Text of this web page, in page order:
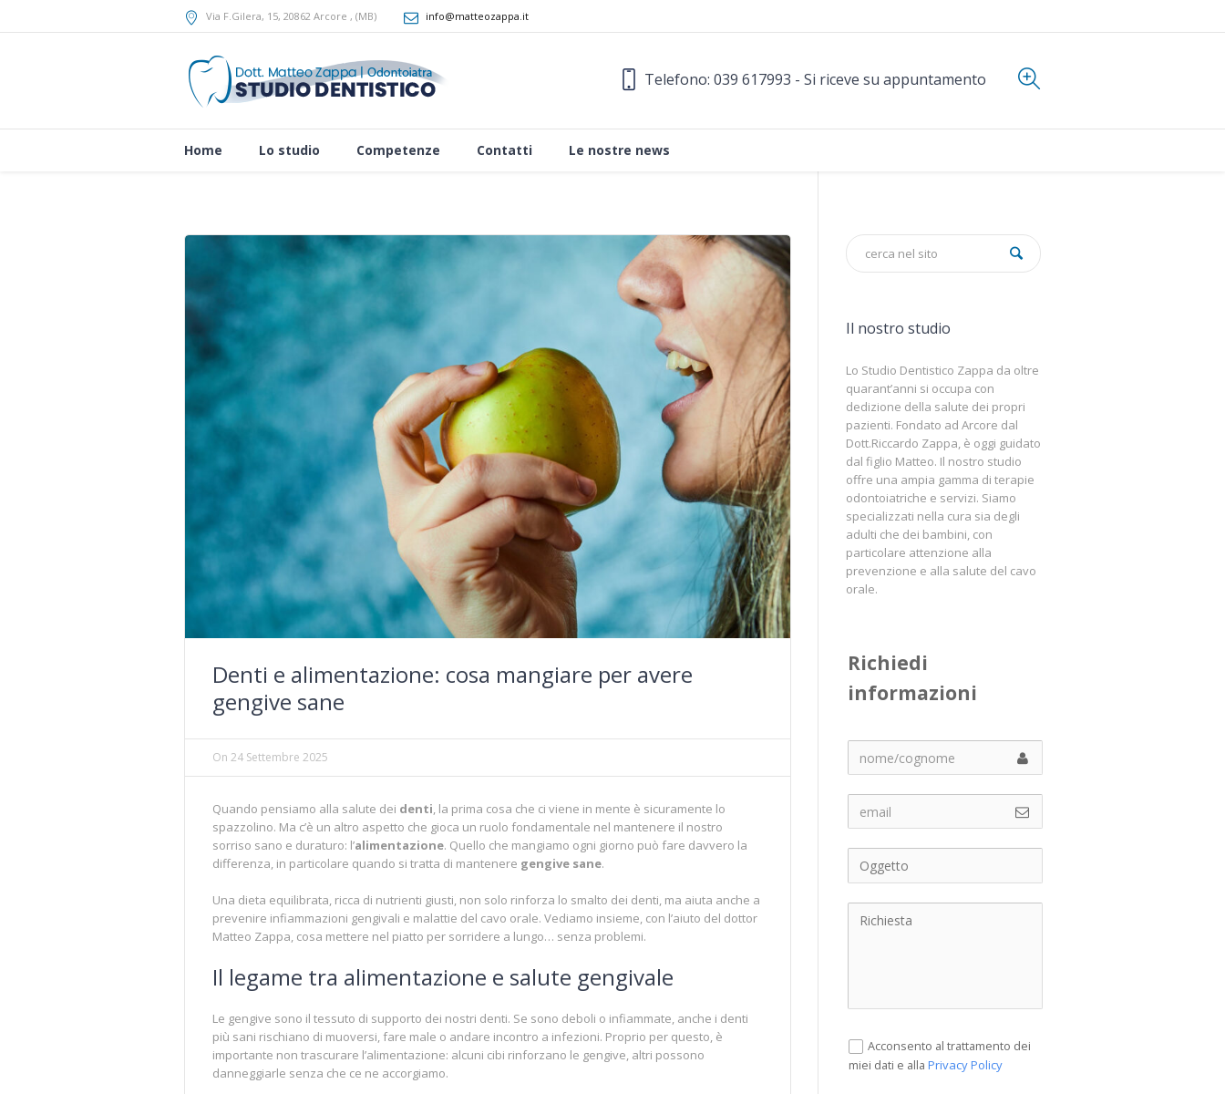
Via F.Gilera, 15, 20862 Arcore , (MB) info@matteozappa.it
Telefono: 039 617993 - Si riceve su appuntamento
Home Lo studio Competenze Contatti Le nostre news
Denti e alimentazione: cosa mangiare per avere
gengive sane
On 24 Settembre 2025
Quando pensiamo alla salute dei denti, la prima cosa che ci viene in mente è sicuramente lo
spazzolino. Ma c’è un altro aspetto che gioca un ruolo fondamentale nel mantenere il nostro
sorriso sano e duraturo: l’alimentazione. Quello che mangiamo ogni giorno può fare davvero la
differenza, in particolare quando si tratta di mantenere gengive sane.
Una dieta equilibrata, ricca di nutrienti giusti, non solo rinforza lo smalto dei denti, ma aiuta anche a
prevenire infiammazioni gengivali e malattie del cavo orale. Vediamo insieme, con l’aiuto del dottor
Matteo Zappa, cosa mettere nel piatto per sorridere a lungo… senza problemi.
Il legame tra alimentazione e salute gengivale
Le gengive sono il tessuto di supporto dei nostri denti. Se sono deboli o infiammate, anche i denti
più sani rischiano di muoversi, fare male o andare incontro a infezioni. Proprio per questo, è
importante non trascurare l’alimentazione: alcuni cibi rinforzano le gengive, altri possono
danneggiarle senza che ce ne accorgiamo.
Il nostro studio
Lo Studio Dentistico Zappa da oltre
quarant’anni si occupa con
dedizione della salute dei propri
pazienti. Fondato ad Arcore dal
Dott.Riccardo Zappa, è oggi guidato
dal figlio Matteo. Il nostro studio
offre una ampia gamma di terapie
odontoiatriche e servizi. Siamo
specializzati nella cura sia degli
adulti che dei bambini, con
particolare attenzione alla
prevenzione e alla salute del cavo
orale.
Richiedi
informazioni
Acconsento al trattamento dei
miei dati e alla Privacy Policy